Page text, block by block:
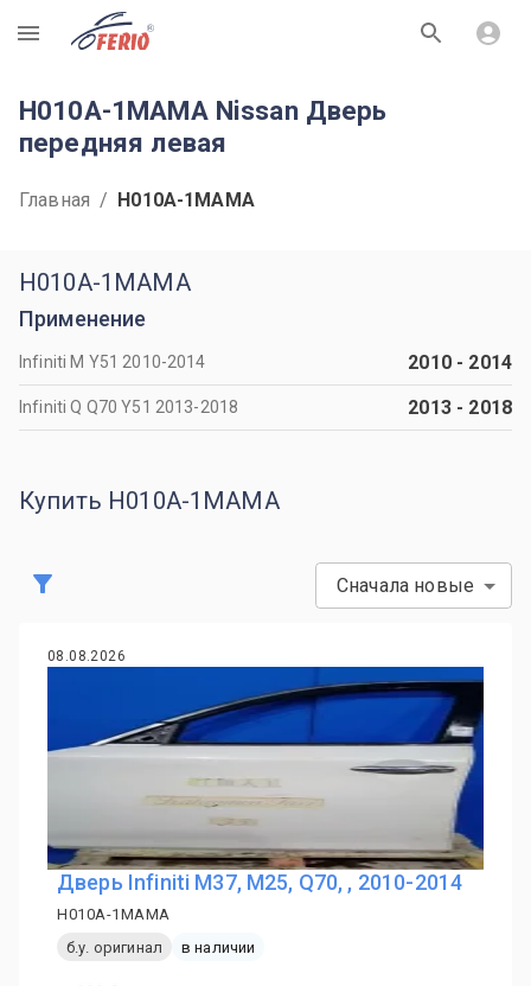
R
H010A-1MAMA Nissan Дверь
передняя левая
Главная / H010A-1MAMA
H010A-1MAMA
Применение
Infiniti M Y51 2010-2014 2010- 2014
Infiniti Q Q70 Y51 2013-2018 2013- 2018
Купить H010A-1MAMA
Сначала новые
08.08.2026
Дверь Infiniti M37, M25, Q70, , 2010-2014
H010A-1MAMA
б.у. оригинал
в наличии